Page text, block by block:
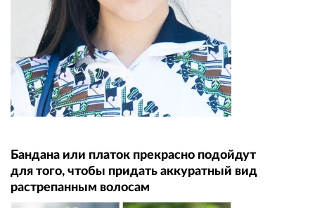
Бандана или платок прекрасно подойдут
для того, чтобы придать аккуратный вид
растрепанным волосам